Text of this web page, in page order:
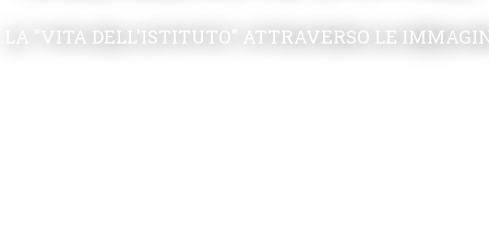
.LA "VITA DELL'ISTITUTO" ATTRAVERSO LE